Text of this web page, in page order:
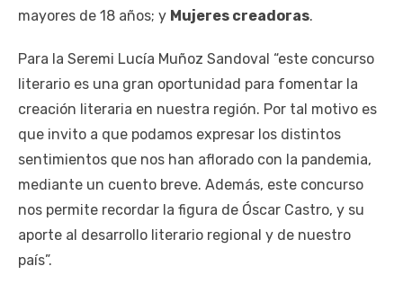
mayores de 18 años; y Mujeres creadoras.
Para la Seremi Lucía Muñoz Sandoval “este concurso
literario es una gran oportunidad para fomentar la
creación literaria en nuestra región. Por tal motivo es
que invito a que podamos expresar los distintos
sentimientos que nos han aflorado con la pandemia,
mediante un cuento breve. Además, este concurso
nos permite recordar la figura de Óscar Castro, y su
aporte al desarrollo literario regional y de nuestro
país”.